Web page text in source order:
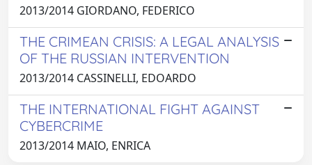
2013/2014 GIORDANO, FEDERICO
THE CRIMEAN CRISIS: A LEGAL ANALYSIS
OF THE RUSSIAN INTERVENTION
2013/2014 CASSINELLI, EDOARDO
THE INTERNATIONAL FIGHT AGAINST
CYBERCRIME
2013/2014 MAIO, ENRICA